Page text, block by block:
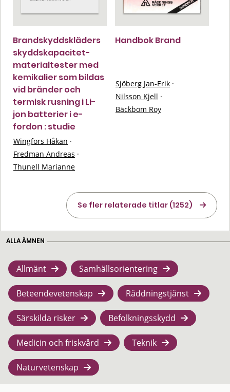
Brandskyddskläders
skyddskapacitet-
materialtester med
kemikalier som bildas
vid bränder och
termisk rusning i Li-
jon batterier i e-
fordon : studie
Wingfors Håkan ·
Fredman Andreas ·
Thunell Marianne
Handbok Brand
Sjöberg Jan-Erik ·
Nilsson Kjell ·
Bäckbom Roy
Se fler relaterade titlar (1252)
ALLA ÄMNEN
Allmänt Samhällsorientering
Beteendevetenskap Räddningstjänst
Särskilda risker Befolkningsskydd
Medicin och friskvård Teknik
Naturvetenskap